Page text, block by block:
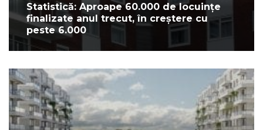
Statistică: Aproape 60.000 de locuințe
finalizate anul trecut, în creștere cu
peste 6.000